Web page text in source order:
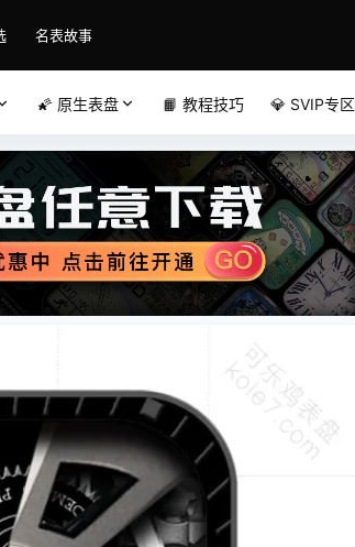
名表故事
🌠 原生表盘 📙 教程技巧 💎 SVIP专区